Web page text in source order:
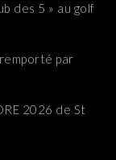
des 5 » au golf
par
2026 de St